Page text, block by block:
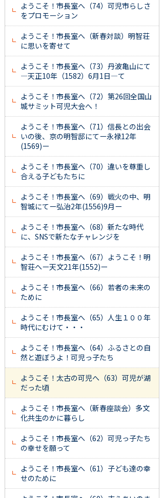
ようこそ！市長室へ（74）可児市らしさ
をプロモーション
ようこそ！市長室へ（新春対談）明智荘
に思いを寄せて
ようこそ！市長室へ（73）丹波亀山にて
―天正10年（1582）6月1日―て
ようこそ！市長室へ（72）第26回全国山
城サミット可児大会へ！
ようこそ！市長室へ（71）信長との出会
いの後、京の明智邸にてー永禄12年
(1569)ー
ようこそ！市長室へ（70）違いを尊重し
合える子どもたちに
ようこそ！市長室へ（69）戦火の中、明
智城にてー弘治2年(1556)9月ー
ようこそ！市長室へ（68）新たな時代
に、SNSで新たなチャレンジを
ようこそ！市長室へ（67）ようこそ！明
智荘へー天文21年(1552)ー
ようこそ！市長室へ（66）若者の未来の
ために
ようこそ！市長室へ（65）人生１００年
時代にむけて・・・
ようこそ！市長室へ（64）ふるさとの自
然と遊ぼうよ！可児っ子たち
ようこそ！太古の可児へ（63）可児が湖
だった頃
ようこそ！市長室へ（新春座談会）多文
化共生のかに暮らし
ようこそ！市長室へ（62）可児っ子たち
の幸せを願って
ようこそ！市長室へ（61）子ども達の幸
せのために